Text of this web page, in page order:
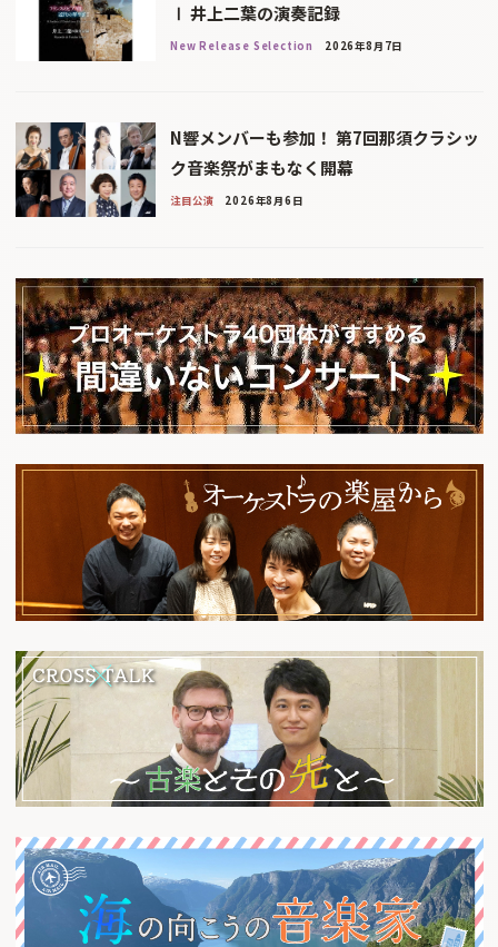
Ⅰ 井上二葉の演奏記録
New Release Selection 2026年8月7日
N響メンバーも参加！ 第7回那須クラシッ
ク音楽祭がまもなく開幕
注目公演 2026年8月6日